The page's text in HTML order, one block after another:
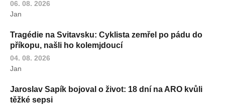
06. 08. 2026
Jan
Tragédie na Svitavsku: Cyklista zemřel po pádu do
příkopu, našli ho kolemjdoucí
04. 08. 2026
Jan
Jaroslav Sapík bojoval o život: 18 dní na ARO kvůli
těžké sepsi